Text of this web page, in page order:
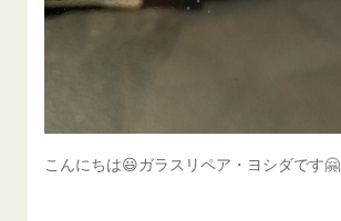
こんにちは😃ガラスリペア・ヨシダです🤗